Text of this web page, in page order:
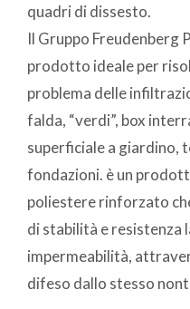
quadri di dissesto.
Il Gruppo Freudenberg
prodotto ideale per
problema delle
falda, “verdi”, box
superficiale a giardino,
fondazioni. è un
poliestere rinforzato
di stabilità e resistenza
impermeabilità,
difeso dallo stesso